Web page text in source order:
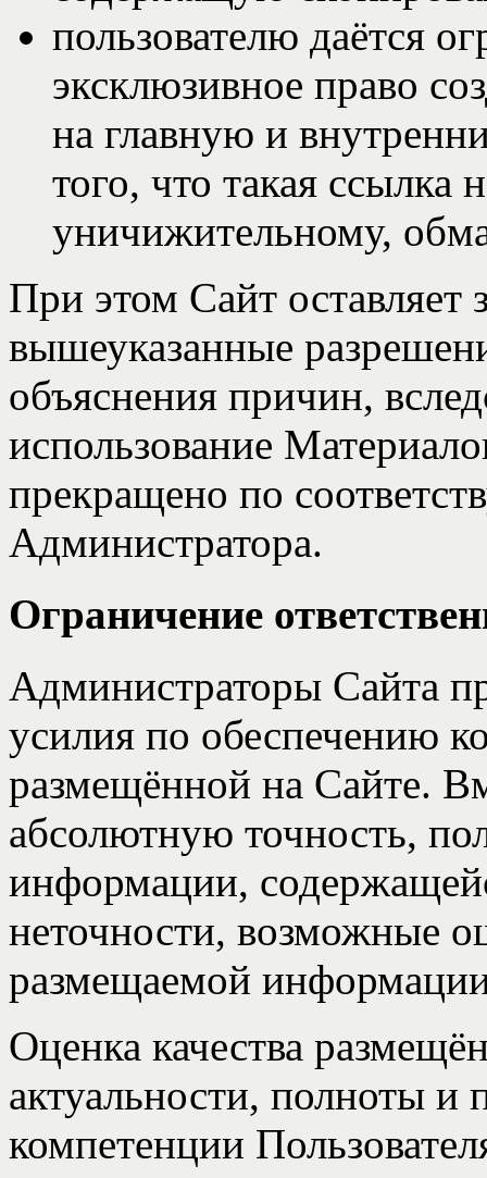
пользователю даётся
эксклюзивное право
на главную и
того, что такая ссылка
уничижительному,
При этом Сайт оставляет
вышеуказанные
объяснения причин,
использование
прекращено по
Администратора.
Ограничение
Администраторы Cайта
усилия по обеспечению
размещённой на Сайте.
абсолютную точность,
информации,
неточности, возможные
размещаемой
Оценка качества
актуальности, полноты
компетенции